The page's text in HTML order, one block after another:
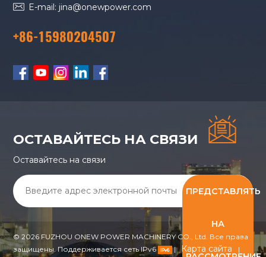
для автономного и
использования.
E-mail: jina@onewpower.com
+86-15980204507
ОСТАВАЙТЕСЬ НА СВЯЗИ
Оставайтесь на связи
ПРЕДСТАВЛЯТЬ
НА
© 2026 FUZHOU ONEW POWER MACHINERY CO., Ltd. Все права
защищены. Поддерживается сеть IPv6
| Карта сайта |